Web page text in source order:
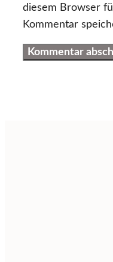
diesem Browser
Kommentar